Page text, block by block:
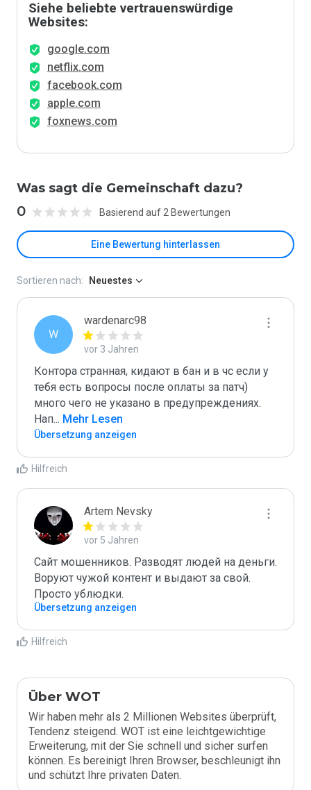
Siehe beliebte vertrauenswürdige
Websites:
google.com
netflix.com
facebook.com
apple.com
foxnews.com
Was sagt die Gemeinschaft dazu?
0 Basierend auf 2 Bewertungen
Eine Bewertung hinterlassen
Sortieren nach: Neuestes
W
wardenarc98
vor 3 Jahren
Контора странная, кидают в бан и в чс если у
тебя есть вопросы после оплаты за патч)
много чего не указано в предупреждениях.
Нап... Mehr Lesen
Übersetzung anzeigen
Hilfreich
Artem Nevsky
vor 5 Jahren
Сайт мошенников. Разводят людей на деньги.
Воруют чужой контент и выдают за свой.
Просто ублюдки.
Übersetzung anzeigen
Hilfreich
Über WOT
Wir haben mehr als 2 Millionen Websites überprüft,
Tendenz steigend. WOT ist eine leichtgewichtige
Erweiterung, mit der Sie schnell und sicher surfen
können. Es bereinigt Ihren Browser, beschleunigt ihn
und schützt Ihre privaten Daten.